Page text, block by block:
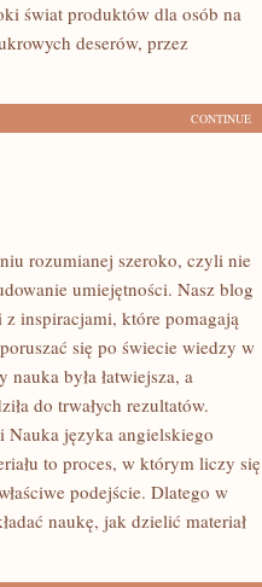
świat produktów dla osób na
deserów, przez
CONTINUE
rozumianej szeroko, czyli nie
umiejętności. Nasz blog
inspiracjami, które pomagają
się po świecie wiedzy w
była łatwiejsza, a
do trwałych rezultatów.
Nauka języka angielskiego
to proces, w którym liczy się
podejście. Dlatego w
naukę, jak dzielić materiał